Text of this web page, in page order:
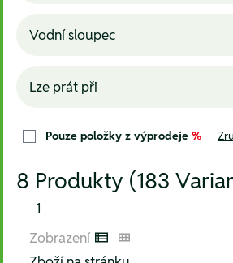
Vodní sloupec
Lze prát při
Pouze položky z výprodeje %
8 Produkty (183
1
Zobrazení Listenansicht
Kachelansicht